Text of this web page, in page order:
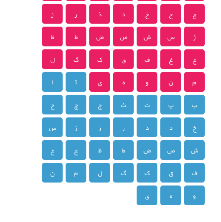
چ
ح خ د ذ ر
ز
ژ
س ش ص ض ط
ظ
ع
غ ف ق ک گ
ل
م
ن و ه ی آ
ا
ب
پ ت ث ج چ
ح
خ
د ذ ر ز ژ
س
ش
ص ض ط ظ ع
غ
ف
ق ک گ ل م
ن
و
ه ی